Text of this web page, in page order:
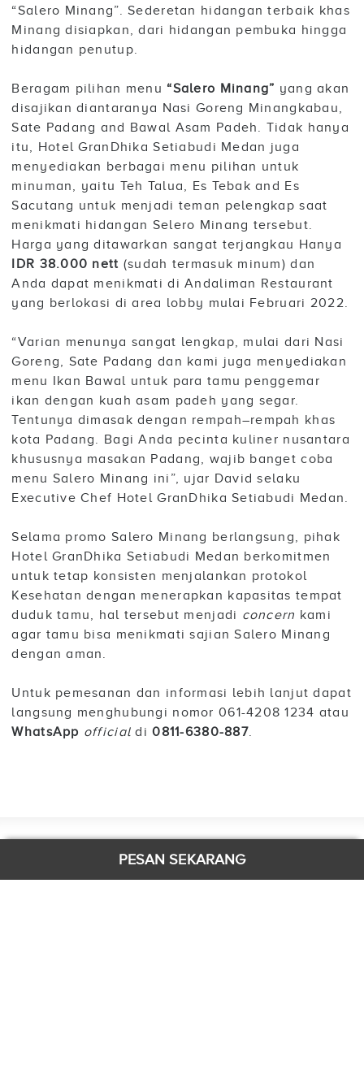
“Salero Minang”. Sederetan hidangan terbaik khas
Minang disiapkan, dari hidangan pembuka hingga
hidangan penutup.
Beragam pilihan menu “Salero Minang” yang akan
disajikan diantaranya Nasi Goreng Minangkabau,
Sate Padang and Bawal Asam Padeh. Tidak hanya
itu, Hotel GranDhika Setiabudi Medan juga
menyediakan berbagai menu pilihan untuk
minuman, yaitu Teh Talua, Es Tebak and Es
Sacutang untuk menjadi teman pelengkap saat
menikmati hidangan Selero Minang tersebut.
Harga yang ditawarkan sangat terjangkau Hanya
IDR 38.000 nett (sudah termasuk minum) dan
Anda dapat menikmati di Andaliman Restaurant
yang berlokasi di area lobby mulai Februari 2022.
“Varian menunya sangat lengkap, mulai dari Nasi
Goreng, Sate Padang dan kami juga menyediakan
menu Ikan Bawal untuk para tamu penggemar
ikan dengan kuah asam padeh yang segar.
Tentunya dimasak dengan rempah–rempah khas
kota Padang. Bagi Anda pecinta kuliner nusantara
khususnya masakan Padang, wajib banget coba
menu Salero Minang ini”, ujar David selaku
Executive Chef Hotel GranDhika Setiabudi Medan.
Selama promo Salero Minang berlangsung, pihak
Hotel GranDhika Setiabudi Medan berkomitmen
untuk tetap konsisten menjalankan protokol
Kesehatan dengan menerapkan kapasitas tempat
duduk tamu, hal tersebut menjadi concern kami
agar tamu bisa menikmati sajian Salero Minang
dengan aman.
Untuk pemesanan dan informasi lebih lanjut dapat
langsung menghubungi nomor 061-4208 1234 atau
WhatsApp official di0811-6380-887.
Jl. Iskandarsyah Raya No. 65 Jakarta 12160
PESAN SEKARANG